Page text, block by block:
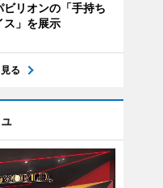
リオンの「手持ち
ス」を展示
る